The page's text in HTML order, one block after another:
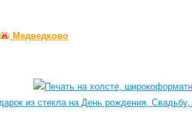
Медведково